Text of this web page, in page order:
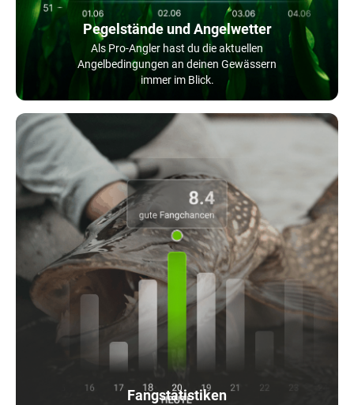
Pegelstände und Angelwetter
Als Pro-Angler hast du die aktuellen
Angelbedingungen an deinen Gewässern
immer im Blick.
Fangstatistiken